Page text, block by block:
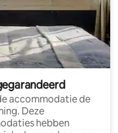
accommodatie de
Deze
hebben